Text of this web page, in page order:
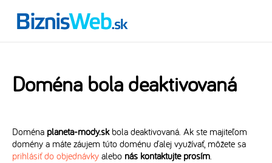
Doména bola deaktivovaná
Doména planeta-mody.skbola deaktivovaná. Ak ste majiteľom
domény a máte záujem túto doménu ďalej využívať, môžete sa
prihlásiť do objednávky alebo nás kontaktujte prosím.